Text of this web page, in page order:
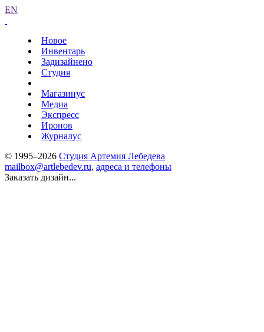
EN
Новое
Инвентарь
Задизайнено
Студия
Магазинус
Медиа
Экспресс
Иронов
Журналус
© 1995–2026 Студия Артемия Лебедева
mailbox@artlebedev.ru, адреса и телефоны
Заказать дизайн...